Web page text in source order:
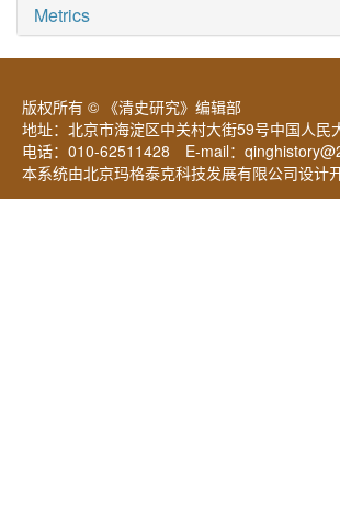
Metrics
版权所有 © 《清史研究》编辑部
地址：北京市海淀区中关村大街59号中国人
电话：010-62511428 E-mail：
本系统由北京玛格泰克科技发展有限公司设计